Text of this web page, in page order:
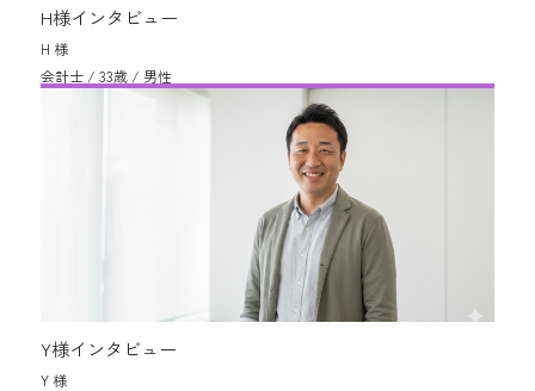
H様インタビュー
H 様
会計士 / 33歳 / 男性
Y様インタビュー
Y 様